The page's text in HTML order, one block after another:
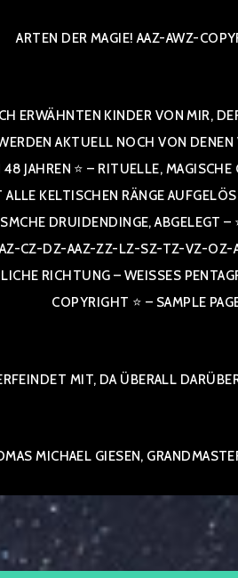
ARTEN DER MAGIE! AAZ-AWZ-
ERWÄHNTEN KINDER VON MIR,
AKTUELL NOCH VON
JAHREN ⭐ – RITUELLE,
RÄNGE AUFGELÖST
DRUIDENDINGE, ABGELEGT –
DZ-AAZ-ZZ-LZ-SZ-TZ-VZ-OZ-AAZ-
– WEISSES
IGHT ⭐ – SAMPLE PAGE
MIT, DA ÜBERALL
MICHAEL GIESEN,